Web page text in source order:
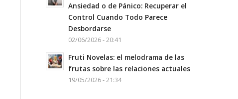
Ansiedad o de Pánico: Recuperar el
Control Cuando Todo Parece
Desbordarse
02/06/2026 - 20:41
Fruti Novelas: el melodrama de las
frutas sobre las relaciones actuales
19/05/2026 - 21:34